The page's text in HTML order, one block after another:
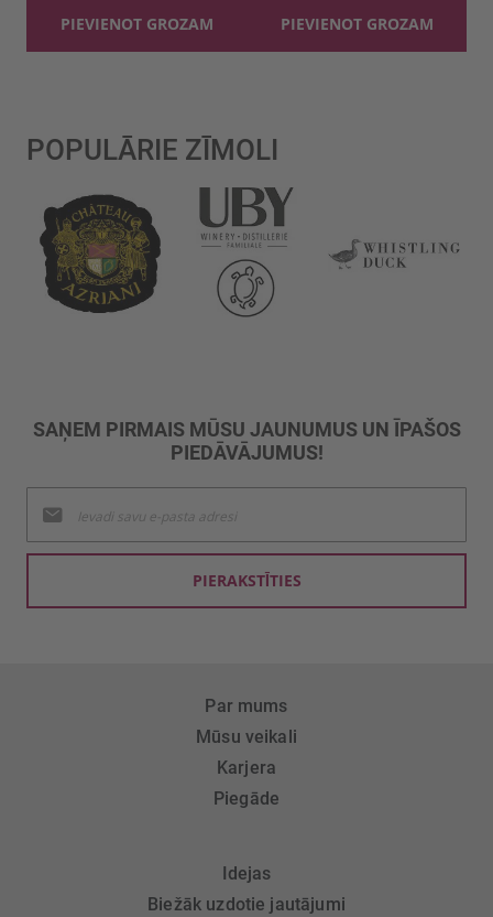
PIEVIENOT GROZAM PIEVIENOT GROZAM
POPULĀRIE ZĪMOLI
SAŅEM PIRMAIS MŪSU JAUNUMUS UN ĪPAŠOS
PIEDĀVĀJUMUS!
jaunumu
saņemšanai:
PIERAKSTĪTIES
Par mums
Mūsu veikali
Karjera
Piegāde
Idejas
Biežāk uzdotie jautājumi